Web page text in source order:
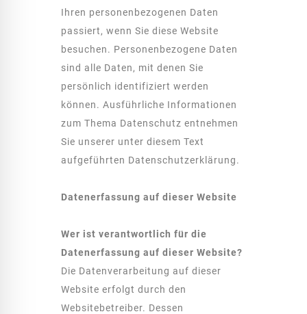
Ihren personenbezogenen Daten
passiert, wenn Sie diese Website
besuchen. Personenbezogene Daten
sind alle Daten, mit denen Sie
persönlich identifiziert werden
können. Ausführliche Informationen
zum Thema Datenschutz entnehmen
Sie unserer unter diesem Text
aufgeführten Datenschutzerklärung.
Datenerfassung auf dieser Website
Wer ist verantwortlich für die
Datenerfassung auf dieser Website?
Die Datenverarbeitung auf dieser
Website erfolgt durch den
Websitebetreiber. Dessen